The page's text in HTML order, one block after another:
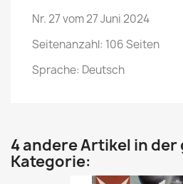
Nr. 27 vom 27 Juni 2024
Seitenanzahl: 106 Seiten
Sprache: Deutsch
4 andere Artikel in der
Kategorie: